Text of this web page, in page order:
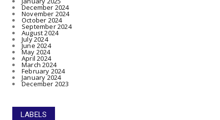
December 2024
November 2024
October 2024
September 2024
August 2024
July 2024
June 2024
May 2024
April 2024
March 2024
February 2024
January 2024
December 2023
LABELS